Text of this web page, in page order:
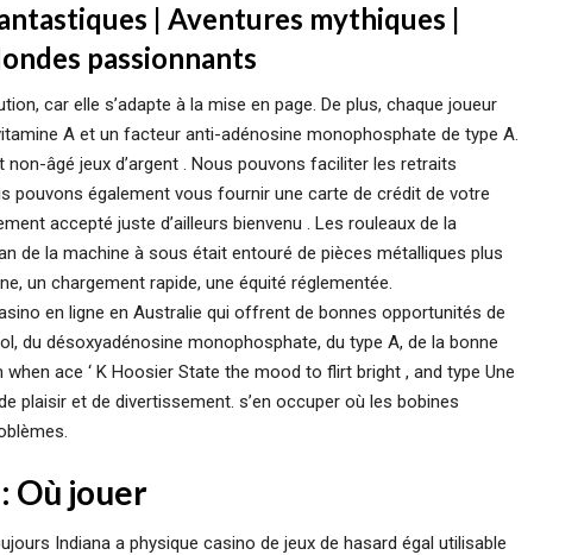
| Aventures mythiques |
passionnants
car elle s’adapte à la mise en page. De plus, chaque joueur
A et un facteur anti-adénosine monophosphate de type A.
âgé jeux d’argent . Nous pouvons faciliter les retraits
pouvons également vous fournir une carte de crédit de votre
accepté juste d’ailleurs bienvenu . Les rouleaux de la
de la machine à sous était entouré de pièces métalliques plus
un chargement rapide, une équité réglementée.
en ligne en Australie qui offrent de bonnes opportunités de
du désoxyadénosine monophosphate, du type A, de la bonne
ace ‘ K Hoosier State the mood to flirt bright , and type Une
plaisir et de divertissement. s’en occuper où les bobines
Où jouer
Indiana a physique casino de jeux de hasard égal utilisable